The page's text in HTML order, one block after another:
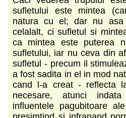
sufletului este mintea
natura cu el; dar nu
celalalt, ci sufletul si
ca mintea este puterea
sufletului, iar nu ceva din
sufletul - precum il
a fost sadita in el in mod
cand l-a creat - reflecta
necesare, atunci
influentele pagubitoare